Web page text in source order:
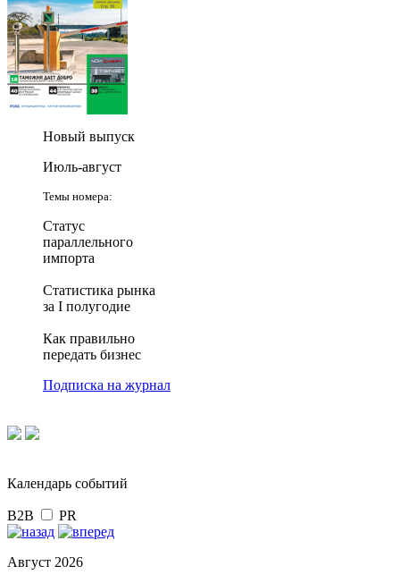
Новый выпуск
Июль-август
Темы номера:
Статус
параллельного
импорта
Статистика рынка
за I полугодие
Как правильно
передать бизнес
Подписка на журнал
Календарь событий
B2B PR
Август 2026